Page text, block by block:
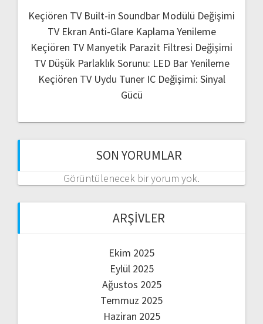
Keçiören TV Built-in Soundbar Modülü Değişimi
TV Ekran Anti-Glare Kaplama Yenileme
Keçiören TV Manyetik Parazit Filtresi Değişimi
TV Düşük Parlaklık Sorunu: LED Bar Yenileme
Keçiören TV Uydu Tuner IC Değişimi: Sinyal
Gücü
SON YORUMLAR
Görüntülenecek bir yorum yok.
ARŞIVLER
Ekim 2025
Eylül 2025
Ağustos 2025
Temmuz 2025
Haziran 2025